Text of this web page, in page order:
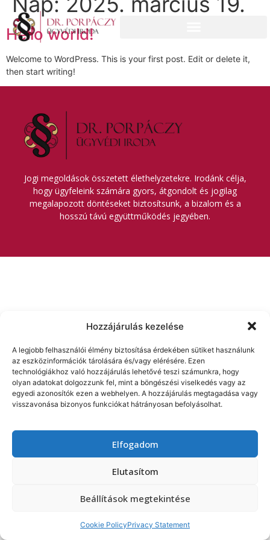
Hozzájárulás kezelése
A legjobb felhasználói élmény biztosítása érdekében sütiket használunk
az eszközinformációk tárolására és/vagy elérésére. Ezen
technológiákhoz való hozzájárulás lehetővé teszi számunkra, hogy
olyan adatokat dolgozzunk fel, mint a böngészési viselkedés vagy az
egyedi azonosítók ezen a webhelyen. A hozzájárulás megtagadása vagy
visszavonása bizonyos funkciókat hátrányosan befolyásolhat.
Elfogadom
Elutasítom
Beállítások megtekintése
Cookie PolicyPrivacy Statement
Hello world!
Welcome to WordPress. This is your first post. Edit or delete it,
then start writing!
Jogi megoldások összetett élethelyzetekre. Irodánk célja,
hogy ügyfeleink számára gyors, átgondolt és jogilag
megalapozott döntéseket biztosítsunk, a bizalom és a
hosszú távú együttműködés jegyében.